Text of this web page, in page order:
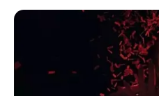
Mercado
distribui
clientes
GASTRONOMIA